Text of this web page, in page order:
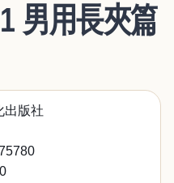
男用長夾篇
出版社